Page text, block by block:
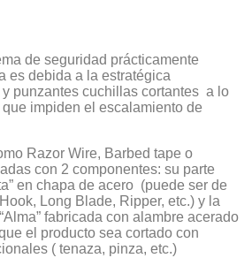
de seguridad prácticamente
es debida a la estratégica
punzantes cuchillas cortantes a lo
impiden el escalamiento de
Razor Wire, Barbed tape o
con 2 componentes: su parte
en chapa de acero (puede ser de
Long Blade, Ripper, etc.) y la
fabricada con alambre acerado
el producto sea cortado con
( tenaza, pinza, etc.)